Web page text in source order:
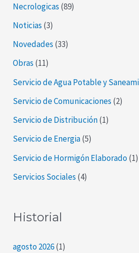
Necrologicas (89)
Noticias (3)
Novedades (33)
Obras (11)
Servicio de Agua Potable y
Servicio de Comunicaciones (2)
Servicio de Distribución(1)
Servicio de Energia(5)
Servicio de Hormigón Elaborado(1)
Servicios Sociales (4)
Historial
agosto 2026(1)